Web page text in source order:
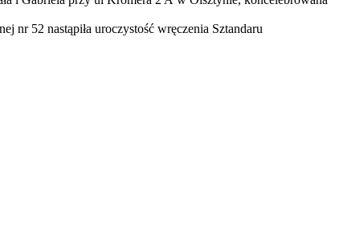
nr 52 nastąpiła uroczystość wręczenia Sztandaru